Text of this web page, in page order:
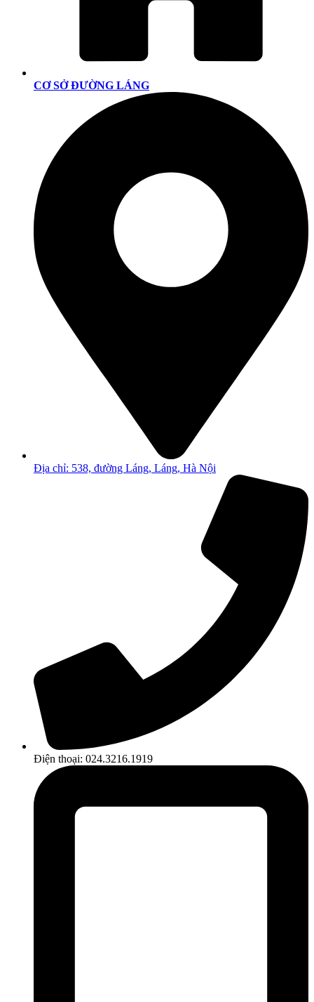
CƠ SỞ ĐƯỜNG LÁNG
Địa chỉ: 538, đường Láng, Láng, Hà Nội
Điện thoại: 024.3216.1919